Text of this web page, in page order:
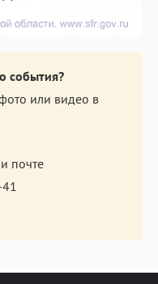
события?
или видео в
почте